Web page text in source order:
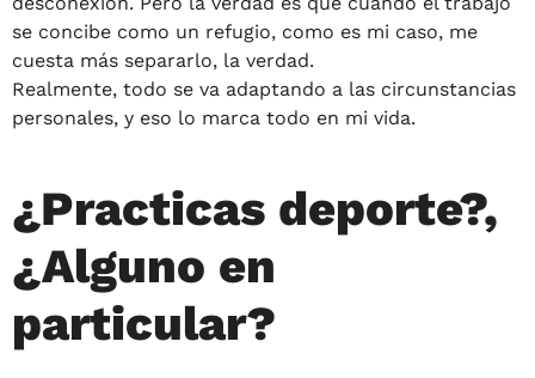
se concibe como un refugio, como es mi caso, me
cuesta más separarlo, la verdad.
Realmente, todo se va adaptando a las circunstancias
personales, y eso lo marca todo en mi vida.
¿Practicas deporte?,
¿Alguno en
particular?